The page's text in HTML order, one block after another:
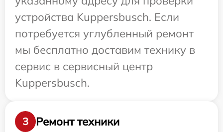
устройства Kuppersbusch. Если
потребуется углубленный ремонт
мы бесплатно доставим технику в
сервис в сервисный центр
Kuppersbusch.
3 Ремонт техники